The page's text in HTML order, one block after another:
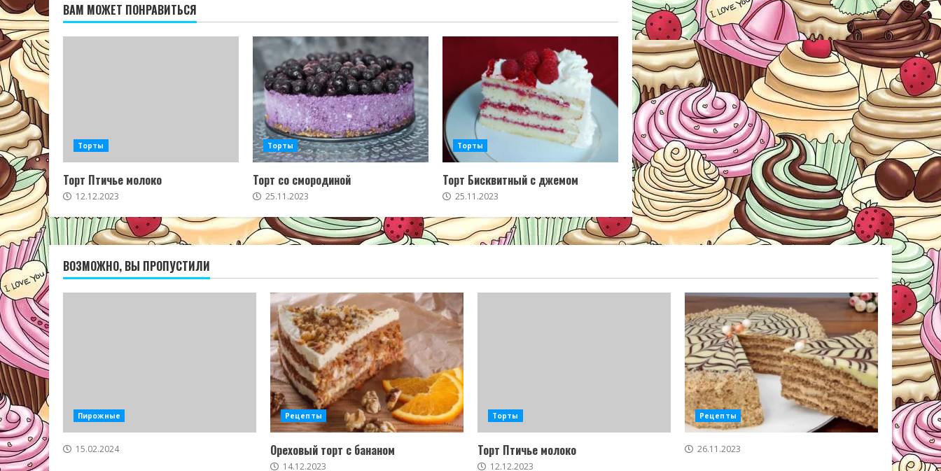
ВАМ МОЖЕТ ПОНРАВИТЬСЯ
Торты
Торт Птичье молоко
12.12.2023
Торты
Торт со смородиной
25.11.2023
Торты
Торт Бисквитный с джемом
25.11.2023
ВОЗМОЖНО, ВЫ ПРОПУСТИЛИ
Пирожные
15.02.2024
Рецепты
Ореховый торт с бананом
14.12.2023
Торты
Торт Птичье молоко
12.12.2023
Рецепты
26.11.2023